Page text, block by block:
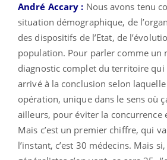
André Accary : Nous avons tenu
situation démographique, de
des dispositifs de l’Etat, de
population. Pour parler comme un
diagnostic complet du territoire qui
arrivé à la conclusion selon
opération, unique dans le sens où
ailleurs, pour éviter la concurrence
Mais c’est un premier chiffre, qui
l’instant, c’est 30 médecins. Mais